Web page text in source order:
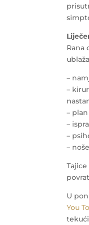
Rana
–
–
–
–
–
–
U
You